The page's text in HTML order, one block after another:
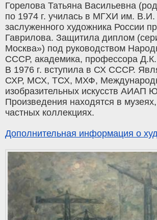
Горелова Татьяна Васильевна
по 1974 г. училась в МГХИ им. В.И.
заслуженного художника России
Гаврилова. Защитила диплом
Москва») под руководством
СССР, академика, профессора Д.К.
В 1976 г. вступила в СХ СССР.
СХР, МСХ, ТСХ, МХФ,
изобразительных искусств АИАП
Произведения находятся в
частных коллекциях.
Дополнительная информация о